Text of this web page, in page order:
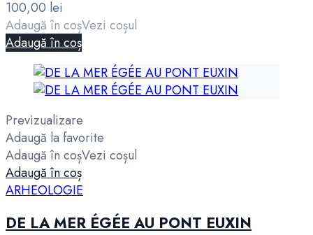
100,00 lei
Adaugă în coșVezi coșul
Adaugă în coș
Previzualizare
Adaugă la favorite
Adaugă în coșVezi coșul
Adaugă în coș
ARHEOLOGIE
DE LA MER ÉGÉE AU PONT EUXIN